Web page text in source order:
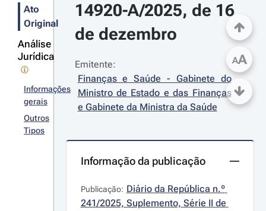
Ato
Original
Análise
Jurídica
Informações
gerais
Outros
Tipos
14920-A/2025, de 16
de dezembro
Emitente:
Finanças e Saúde - Gabinete do
Ministro de Estado e das Finanças
e Gabinete da Ministra da Saúde
Informação da publicação
Publicação: Diário da República n.º
241/2025, Suplemento, Série II de
AA